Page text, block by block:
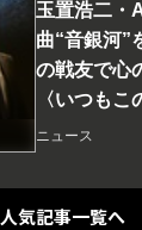
玉置浩二・
曲“音銀河
の戦友で心
〈いつもこ
ニュース
人気記事一覧へ